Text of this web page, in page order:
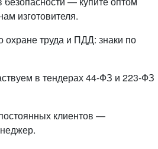
изготовителя.
охране труда и ПДД: знаки по
в тендерах 44-ФЗ и 223-ФЗ
клиентов —